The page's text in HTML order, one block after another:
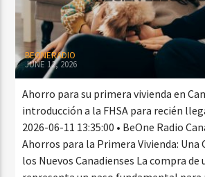
BEONERADIO
JUNE 12, 2026
Ahorro para su primera vivienda en
introducción a la FHSA para recién
2026-06-11 13:35:00 • BeOne Radio
Ahorros para la Primera Vivienda: Una
los Nuevos Canadienses La compra de